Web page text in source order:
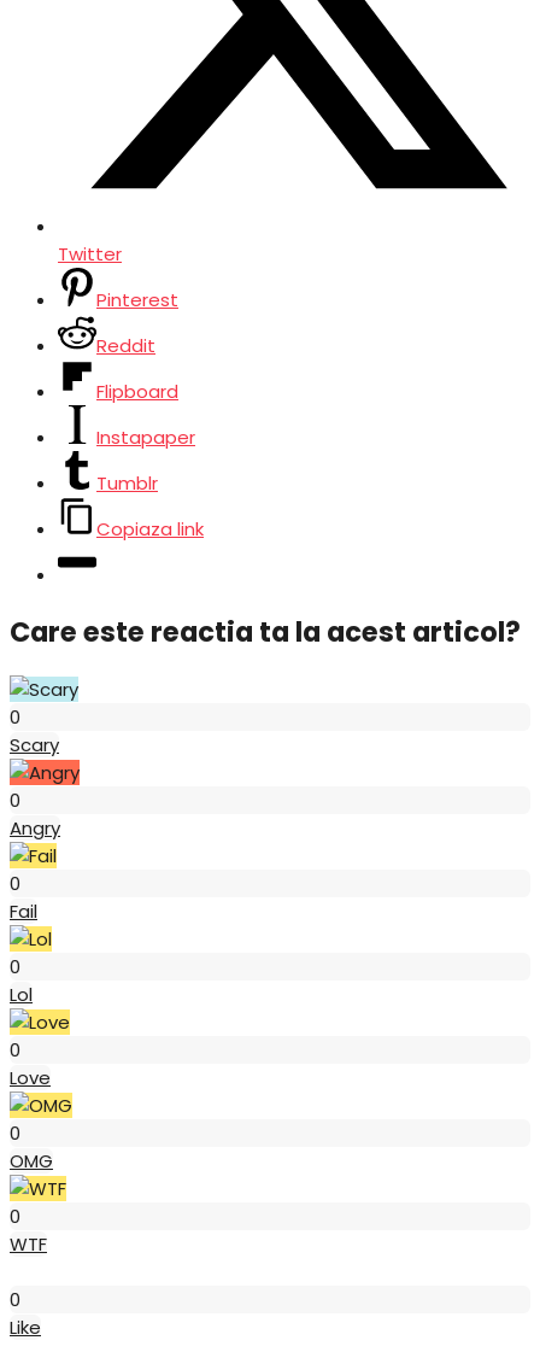
Twitter
Pinterest
Reddit
Flipboard
Instapaper
Tumblr
Copiaza link
Care este reactia ta la acest articol?
0
Scary
0
Angry
0
Fail
0
Lol
0
Love
0
OMG
0
WTF
0
Like